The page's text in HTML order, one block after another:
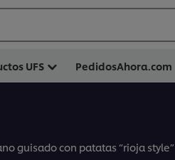
UFS PedidosAhora.com
guisado con patatas “rioja style”